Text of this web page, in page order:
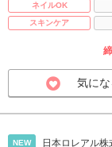
ネイルOK
スキンケア
気にな
NEW 日本ロレアル株